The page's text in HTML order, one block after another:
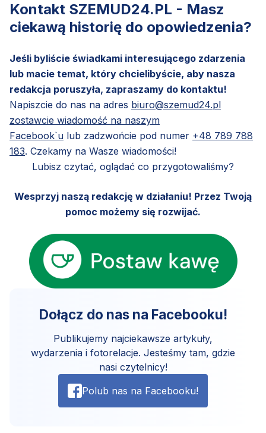
Kontakt SZEMUD24.PL - Masz
ciekawą historię do opowiedzenia?
Jeśli byliście świadkami interesującego zdarzenia
lub macie temat, który chcielibyście, aby nasza
redakcja poruszyła, zapraszamy do kontaktu!
Napiszcie do nas na adres biuro@szemud24.pl
zostawcie wiadomość na naszym
Facebook`u lub zadzwońcie pod numer +48 789 788
183. Czekamy na Wasze wiadomości!
Lubisz czytać, oglądać co przygotowaliśmy?
Wesprzyj naszą redakcję w działaniu! Przez Twoją
pomoc możemy się rozwijać.
Dołącz do nas na Facebooku!
Publikujemy najciekawsze artykuły,
wydarzenia i fotorelacje. Jesteśmy tam, gdzie
nasi czytelnicy!
Polub nas na Facebooku!